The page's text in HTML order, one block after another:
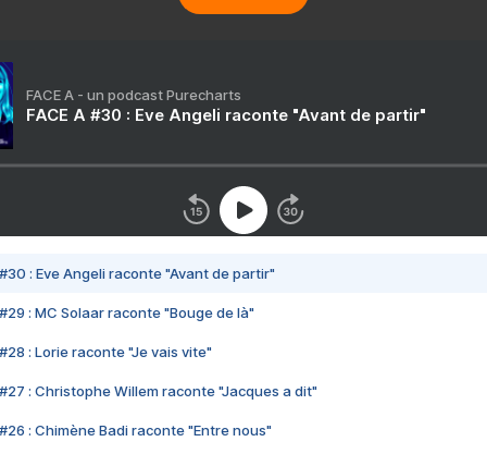
FACE A - un podcast Purecharts
FACE A #30 : Eve Angeli raconte "Avant de partir"
#30 : Eve Angeli raconte "Avant de partir"
#29 : MC Solaar raconte "Bouge de là"
#28 : Lorie raconte "Je vais vite"
#27 : Christophe Willem raconte "Jacques a dit"
#26 : Chimène Badi raconte "Entre nous"